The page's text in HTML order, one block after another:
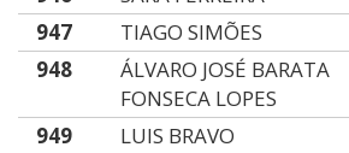
947
TIAGO SIMÕES
948
ÁLVARO JOSÉ BARATA
FONSECA LOPES
949
LUIS BRAVO